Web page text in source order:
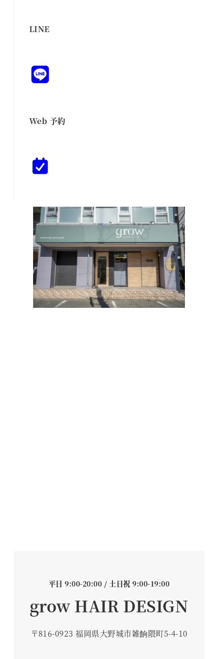
LINE
Web 予約
平日 9:00-20:00 / 土日祝 9:00-19:00
grow HAIR DESIGN
〒816-0923 福岡県大野城市雑餉隈町5-4-10